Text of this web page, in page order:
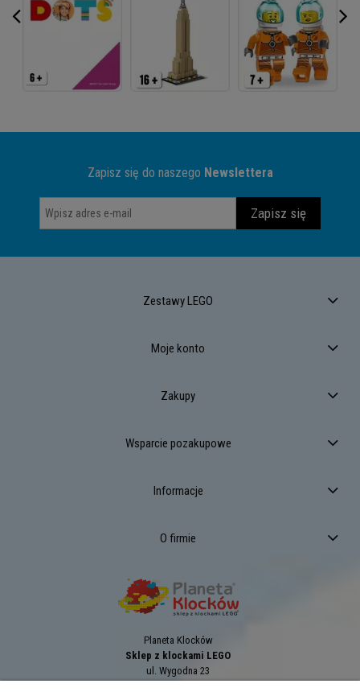
Zapisz się do naszego Newslettera
Zapisz się
Zestawy LEGO
Moje konto
Zakupy
Wsparcie pozakupowe
Informacje
O firmie
Planeta Klocków
Sklep z klockami LEGO
ul. Wygodna 23